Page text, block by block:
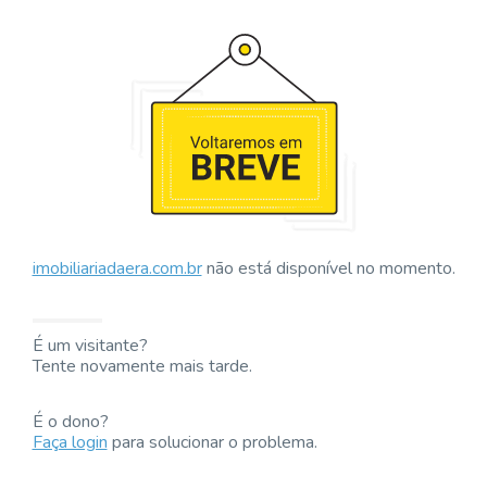
imobiliariadaera.com.brnão está disponível no momento.
É um visitante?
Tente novamente mais tarde.
É o dono?
Faça loginpara solucionar o problema.